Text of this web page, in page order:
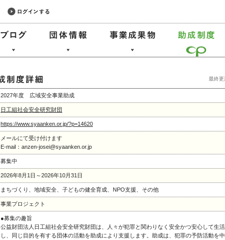
最終
2027年度 広域安全事業助成
日工組社会安全研究財団
https://www.syaanken.or.jp/?p=14620
メールにて受け付けます
E-mail：anzen-josei@syaanken.or.jp
募集中
2026年8月1日～2026年10月31日
まちづくり、地域安全、子どもの健全育成、NPO支援、その他
事業プロジェクト
●募集の趣旨
公益財団法人日工組社会安全研究財団は、人々が犯罪と関わりなく安全かつ安心して生
し、同じ目的を有する団体の活動を助成により支援します。助成は、犯罪の予防活動を